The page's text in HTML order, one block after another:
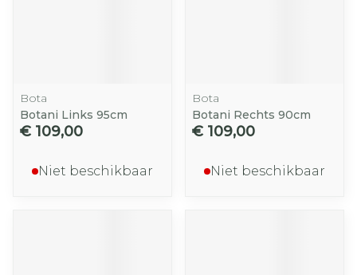
Bota
Botani Links 95cm
€ 109,00
Niet beschikbaar
Bota
Botani Rechts 90cm
€ 109,00
Niet beschikbaar